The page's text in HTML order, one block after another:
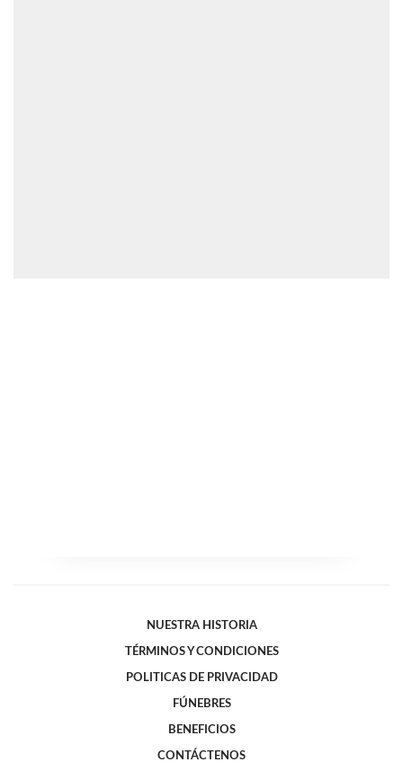
NUESTRA HISTORIA
TÉRMINOS Y CONDICIONES
POLITICAS DE PRIVACIDAD
FÚNEBRES
BENEFICIOS
CONTÁCTENOS